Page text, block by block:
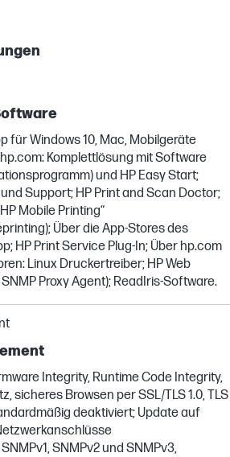
für Windows 10, Mac, Mobilgeräte
Komplettlösung mit Software
und HP Easy Start;
Support; HP Print and Scan Doctor;
Mobile Printing“
Über die App-Stores des
HP Print Service Plug-In; Über hp.com
Linux Druckertreiber; HP Web
Proxy Agent); ReadIris-Software.
Integrity, Runtime Code Integrity,
sicheres Browsen per SSL/TLS 1.0, TLS
deaktiviert; Update auf
SNMPv2 und SNMPv3,